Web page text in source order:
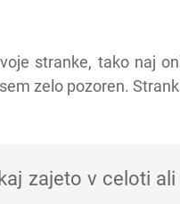
stranke, tako naj
zelo pozoren.
zajeto v celoti